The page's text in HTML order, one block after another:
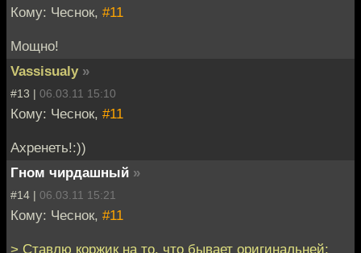
Кому: Чеснок, #11
Мощно!
Vassisualy »
#13 | 06.03.11 15:10
Кому: Чеснок, #11
Ахренеть!:))
Гном чирдашный »
#14 | 06.03.11 15:21
Кому: Чеснок, #11
> Ставлю коржик на то, что бывает оригинальней: